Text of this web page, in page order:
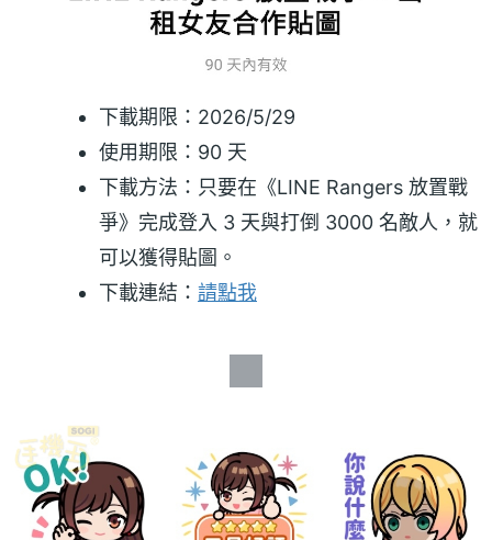
下載期限：2026/5/29
使用期限：90 天
下載方法：只要在《LINE Rangers 放置戰
爭》完成登入 3 天與打倒 3000 名敵人，就
可以獲得貼圖。
下載連結： 請點我